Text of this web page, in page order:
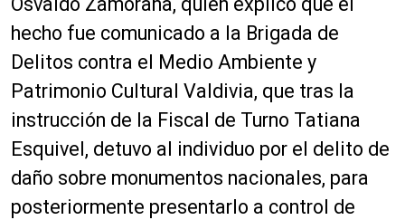
hecho fue comunicado a la Brigada de
Delitos contra el Medio Ambiente y
Patrimonio Cultural Valdivia, que tras la
instrucción de la Fiscal de Turno Tatiana
Esquivel, detuvo al individuo por el delito de
daño sobre monumentos nacionales, para
posteriormente presentarlo a control de